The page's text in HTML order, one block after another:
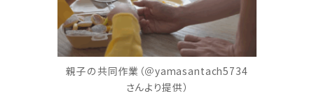
親子の共同作業（＠yamasantach5734
さんより提供）